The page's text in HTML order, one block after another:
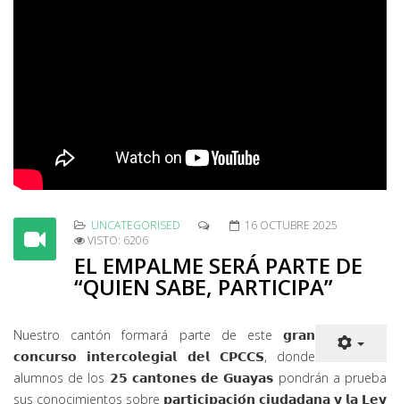
UNCATEGORISED
VISTO: 6206
EL EMPALME SERÁ PARTE DE
“QUIEN SABE, PARTICIPA”
Nuestro cantón formará parte de este 𝗴𝗿𝗮𝗻
𝗰𝗼𝗻𝗰𝘂𝗿𝘀𝗼 𝗶𝗻𝘁𝗲𝗿𝗰𝗼𝗹𝗲𝗴𝗶𝗮𝗹 𝗱𝗲𝗹 𝗖𝗣𝗖𝗖𝗦, donde
alumnos de los 𝟮𝟱 𝗰𝗮𝗻𝘁𝗼𝗻𝗲𝘀 𝗱𝗲 𝗚𝘂𝗮𝘆𝗮𝘀 pondrán a prueba